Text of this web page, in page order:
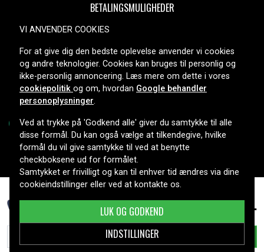
JVC GR-D640, 7.2V (7.4V), 1400 mAh 119 kr.
TILFØJ TIL KURV
BETALINGSMULIGHEDER
LEVERINGSMULIGHEDER
Copyright © 2026, Spares Nordic AB
VI ANVENDER COOKIES
For at give dig den bedste oplevelse anvender vi cookies
og andre teknologier. Cookies kan bruges til personlig og
ikke-personlig annoncering. Læs mere om dette i vores
cookiepolitik og om, hvordan Google behandler
personoplysninger.
Ved at trykke på 'Godkend alle' giver du samtykke til alle
disse formål. Du kan også vælge at tilkendegive, hvilke
formål du vil give samtykke til ved at benytte
checkboksene ud for formålet.
Samtykket er frivilligt og kan til enhver tid ændres via dine
cookieindstillinger eller ved at kontakte os.
INDSTILLINGER
LUK OG GODKEND